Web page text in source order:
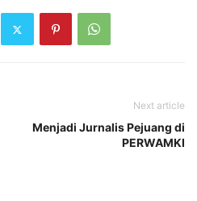
Next article
Menjadi Jurnalis Pejuang di
PERWAMKI